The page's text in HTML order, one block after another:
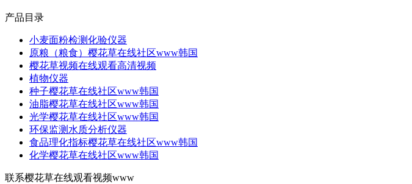
产品目录
小麦面粉检测化验仪器
原粮（粮食）樱花草在线社区www韩国
樱花草视频在线观看高清视频
植物仪器
种子樱花草在线社区www韩国
油脂樱花草在线社区www韩国
光学樱花草在线社区www韩国
环保监测水质分析仪器
食品理化指标樱花草在线社区www韩国
化学樱花草在线社区www韩国
联系樱花草在线观看视频www